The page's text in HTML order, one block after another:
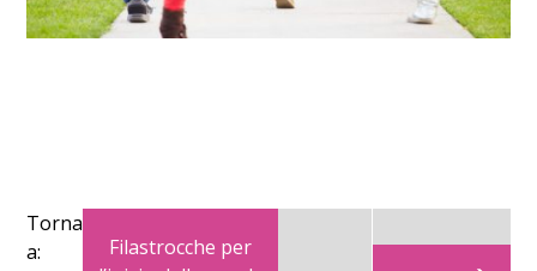
Torna
a:
Filastrocche per